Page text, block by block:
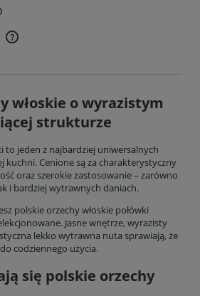
kosztów płatności
włoskie o wyrazistym
strukturze
to jeden z najbardziej uniwersalnych
Cenione są za charakterystyczny
oraz szerokie zastosowanie – zarówno
i bardziej wytrawnych daniach.
polskie orzechy włoskie połówki
Jasne wnętrze, wyrazisty
lekko wytrawna nuta sprawiają, że
codziennego użycia.
się polskie orzechy